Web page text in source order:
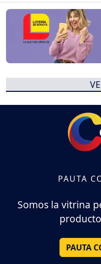
PAUTA
Somos la vitrina
PAUTA